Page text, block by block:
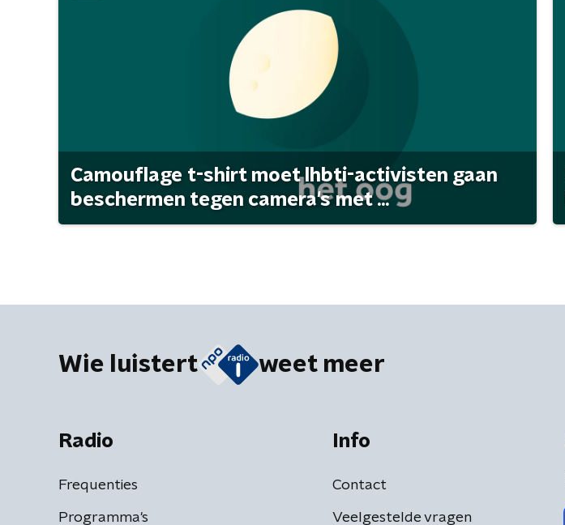
Camouflage t-shirt moet lhbti-activisten gaan
beschermen tegen camera's met ...
Wie luistert weet meer
Radio
Frequenties
Programma's
Info
Contact
Veelgestelde vragen